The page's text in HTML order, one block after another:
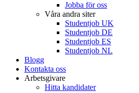
Jobba för oss
Våra andra siter
Studentjob UK
Studentjob DE
Studentjob ES
Studentjob NL
Blogg
Kontakta oss
Arbetsgivare
Hitta kandidater